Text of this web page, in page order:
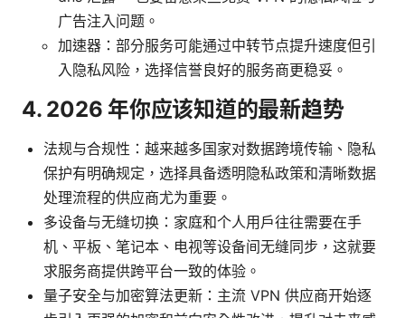
广告注入问题。
加速器：部分服务可能通过中转节点提升速度但引
入隐私风险，选择信誉良好的服务商更稳妥。
4. 2026 年你应该知道的最新趋势
法规与合规性：越来越多国家对数据跨境传输、隐私
保护有明确规定，选择具备透明隐私政策和清晰数据
处理流程的供应商尤为重要。
多设备与无缝切换：家庭和个人用户往往需要在手
机、平板、笔记本、电视等设备间无缝同步，这就要
求服务商提供跨平台一致的体验。
量子安全与加密算法更新：主流 VPN 供应商开始逐